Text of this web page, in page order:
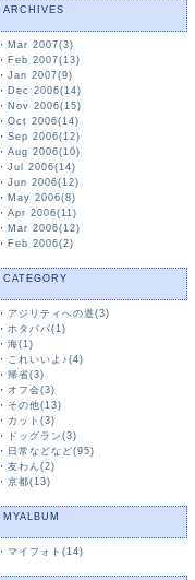
ARCHIVES
・ Mar 2007(3)
・ Feb 2007(13)
・ Jan 2007(9)
・ Dec 2006(14)
・ Nov 2006(15)
・ Oct 2006(14)
・ Sep 2006(12)
・ Aug 2006(10)
・ Jul 2006(14)
・ Jun 2006(12)
・ May 2006(8)
・ Apr 2006(11)
・ Mar 2006(12)
・ Feb 2006(2)
CATEGORY
・ アジリティへの道(3)
・ ホタパパ(1)
・ 海(1)
・ これいいよ♪(4)
・ 帰省(3)
・ オフ会(3)
・ その他(13)
・ カット(3)
・
ドッグラン(3)
・ 日常などなど(95)
・ 友わん(2)
・ 京都(13)
MYALBUM
・ マイフォト(14)